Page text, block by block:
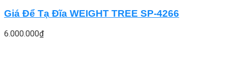
Giá Để Tạ Đĩa WEIGHT TREE SP-4266
6.000.000₫